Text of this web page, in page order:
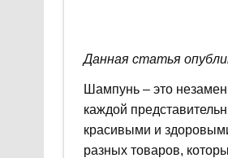
Данная статья
Шампунь – это
каждой
красивыми и
разных товаров,